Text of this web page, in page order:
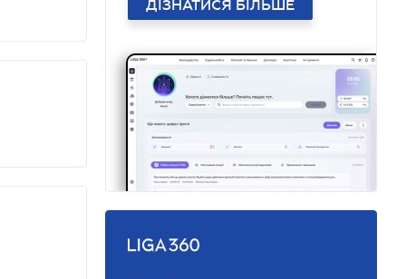
ДІЗНАТИСЯ БІЛЬШЕ